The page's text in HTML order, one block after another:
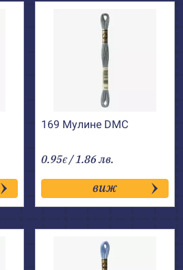
169 Мулине DMC
0.95€ / 1.86 лв.
виж